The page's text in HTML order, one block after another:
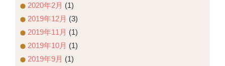
2020年2月 (1)
2019年12月 (3)
2019年11月 (1)
2019年10月 (1)
2019年9月 (1)